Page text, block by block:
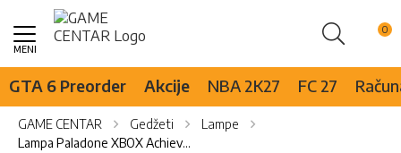
Pretraži
Skip
Content
GTA 6 Preorder Akcije NBA 2K27 FC 27
GAME CENTAR Gedžeti
Lampe
Lampa Paladone XBOX Achievement Light